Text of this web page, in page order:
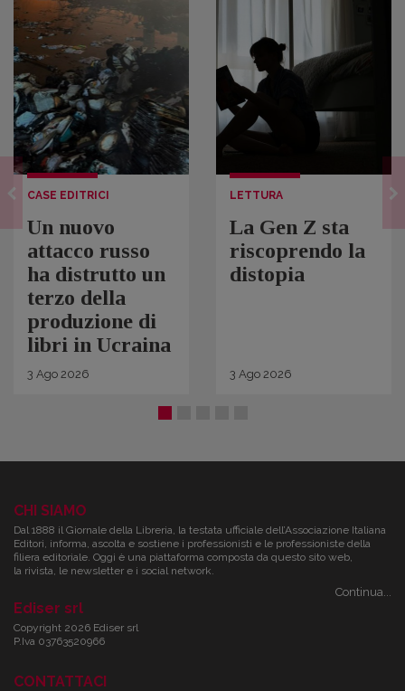
CASE EDITRICI
Un nuovo
attacco russo
ha distrutto un
terzo della
produzione di
libri in Ucraina
3 Ago 2026
LETTURA
La Gen Z sta
riscoprendo la
distopia
3 Ago 2026
CHI SIAMO
Dal 1888 il Giornale della Libreria, la testata ufficiale dell’Associazione Italiana
Editori, informa, ascolta e sostiene i professionisti e le professioniste della
filiera editoriale. Oggi è una piattaforma composta da questo sito web,
la rivista, le newsletter e i social network.
Continua...
Ediser srl
Copyright 2026 Ediser srl
P.Iva 03763520966
CONTATTACI